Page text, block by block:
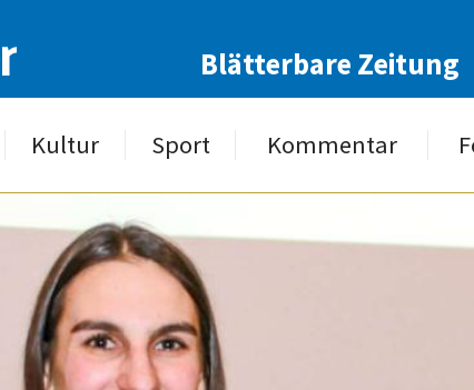
Blätterbare Zeitung
Kultur Sport Kommentar